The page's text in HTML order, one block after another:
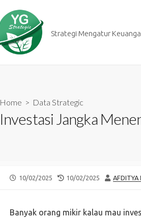
Strategi Mengatur
Home > Data Strategic
Investasi Jangka
PUBLISHED
10/02/2025
LAST
10/02/2025 AUTHOR
AFDITYA
Banyak orang mikir kalau mau